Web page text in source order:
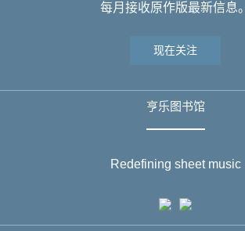
每月接收原作版最新信息。
现在关注
亨乐图书馆
Redefining sheet music